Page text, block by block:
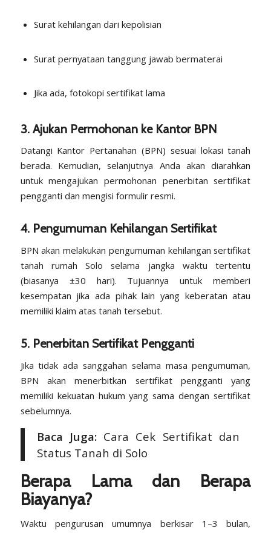
Surat kehilangan dari kepolisian
Surat pernyataan tanggung jawab bermaterai
Jika ada, fotokopi sertifikat lama
3. Ajukan Permohonan ke Kantor BPN
Datangi Kantor Pertanahan (BPN) sesuai lokasi tanah
berada. Kemudian, selanjutnya Anda akan diarahkan
untuk mengajukan permohonan penerbitan sertifikat
pengganti dan mengisi formulir resmi.
4. Pengumuman Kehilangan Sertifikat
BPN akan melakukan pengumuman kehilangan sertifikat
tanah rumah Solo selama jangka waktu tertentu
(biasanya ±30 hari). Tujuannya untuk memberi
kesempatan jika ada pihak lain yang keberatan atau
memiliki klaim atas tanah tersebut.
5. Penerbitan Sertifikat Pengganti
Jika tidak ada sanggahan selama masa pengumuman,
BPN akan menerbitkan sertifikat pengganti yang
memiliki kekuatan hukum yang sama dengan sertifikat
sebelumnya.
Baca Juga: Cara Cek Sertifikat dan
Status Tanah di Solo
Berapa Lama dan Berapa
Biayanya?
Waktu pengurusan umumnya berkisar 1–3 bulan,